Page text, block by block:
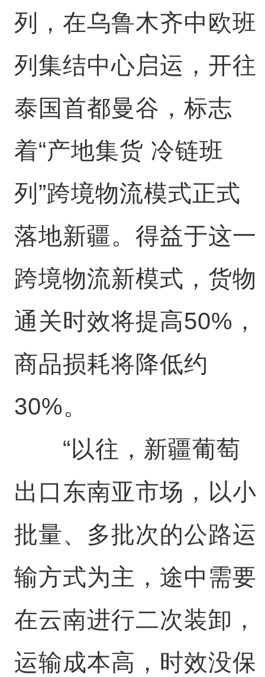
列，在乌鲁木齐中欧班
列集结中心启运，开往
泰国首都曼谷，标志
着“产地集货 冷链班
列”跨境物流模式正式
落地新疆。得益于这一
跨境物流新模式，货物
通关时效将提高50%，
商品损耗将降低约
30%。
“以往，新疆葡萄
出口东南亚市场，以小
批量、多批次的公路运
输方式为主，途中需要
在云南进行二次装卸，
运输成本高，时效没保